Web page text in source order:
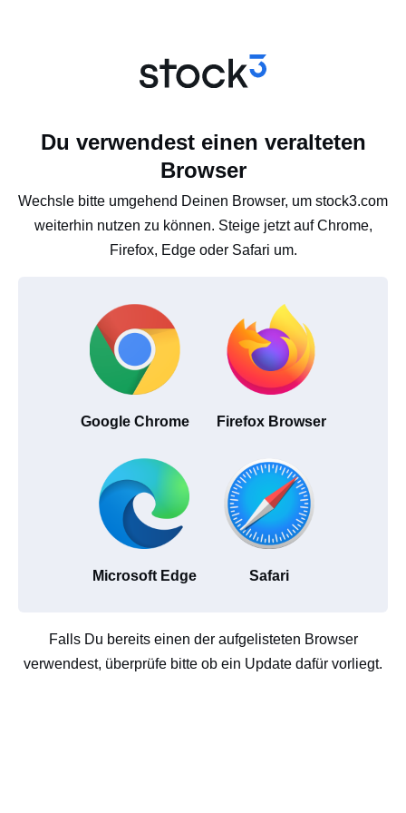
Du verwendest einen veralteten
Browser
Wechsle bitte umgehend Deinen Browser, um stock3.com
weiterhin nutzen zu können. Steige jetzt auf Chrome,
Firefox, Edge oder Safari um.
Google Chrome Firefox Browser
Microsoft Edge Safari
Falls Du bereits einen der aufgelisteten Browser
verwendest, überprüfe bitte ob ein Update dafür vorliegt.